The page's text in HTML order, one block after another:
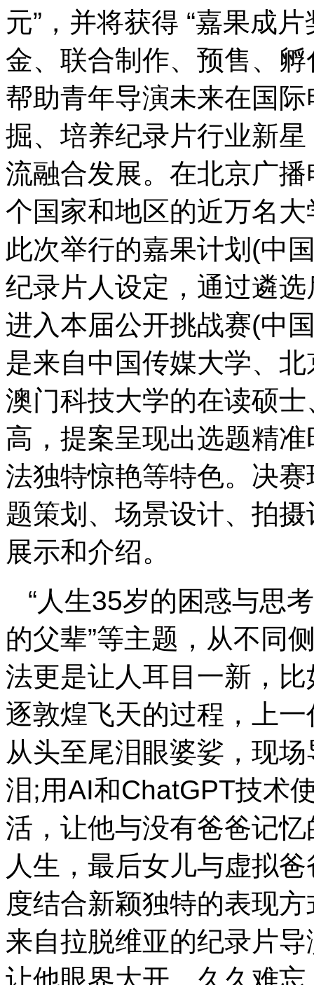
元”，并将获得 “嘉果成
金、联合制作、预售、
帮助青年导演未来在国
掘、培养纪录片行业新
流融合发展。在北京广
个国家和地区的近万名
此次举行的嘉果计划(中
纪录片人设定，通过遴
进入本届公开挑战赛(中
是来自中国传媒大学、
澳门科技大学的在读硕
高，提案呈现出选题精
法独特惊艳等特色。决
题策划、场景设计、拍
展示和介绍。
“人生35岁的困惑与思
的父辈”等主题，从不同
法更是让人耳目一新，
逐敦煌飞天的过程，上
从头至尾泪眼婆娑，现
泪;用AI和ChatGPT技术
活，让他与没有爸爸记
人生，最后女儿与虚拟
度结合新颖独特的表现
来自拉脱维亚的纪录片
让他眼界大开、久久难